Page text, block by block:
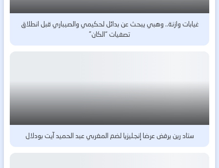
غيابات وازنة.. وهبي يبحث عن بدائل لحكيمي والصيباري قبل انطلاق
تصفيات “الكان”
ستاد رين يرفض عرضا إنجليزيا لضم المغربي عبد الحميد آيت بودلال